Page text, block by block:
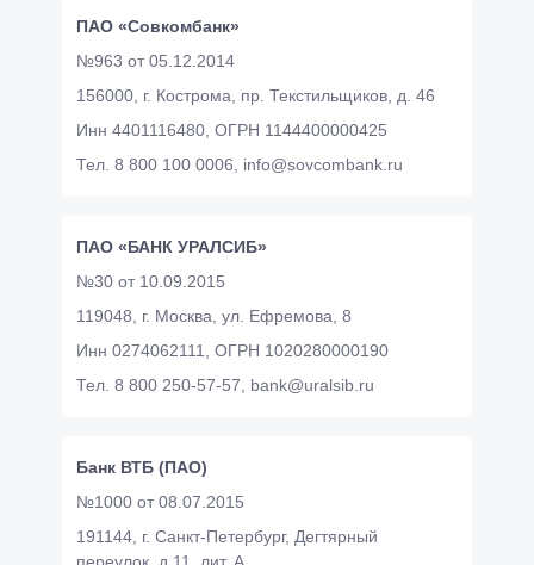
ПАО «Совкомбанк»
№963 от 05.12.2014
156000, г. Кострома, пр. Текстильщиков, д. 46
Инн 4401116480, ОГРН 1144400000425
Тел. 8 800 100 0006, info@sovcombank.ru
ПАО «БАНК УРАЛСИБ»
№30 от 10.09.2015
119048, г. Москва, ул. Ефремова, 8
Инн 0274062111, ОГРН 1020280000190
Тел. 8 800 250-57-57, bank@uralsib.ru
Банк ВТБ (ПАО)
№1000 от 08.07.2015
191144, г. Санкт-Петербург, Дегтярный